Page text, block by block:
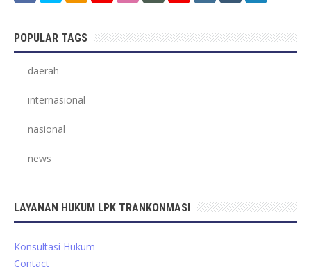
POPULAR TAGS
daerah
internasional
nasional
news
LAYANAN HUKUM LPK TRANKONMASI
Konsultasi Hukum
Contact